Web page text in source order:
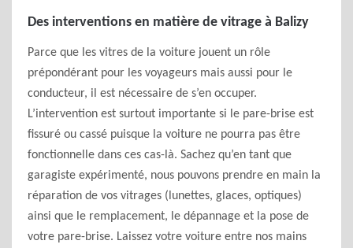
Des interventions en matière de vitrage à Balizy
Parce que les vitres de la voiture jouent un rôle
prépondérant pour les voyageurs mais aussi pour le
conducteur, il est nécessaire de s’en occuper.
L’intervention est surtout importante si le pare-brise est
fissuré ou cassé puisque la voiture ne pourra pas être
fonctionnelle dans ces cas-là. Sachez qu’en tant que
garagiste expérimenté, nous pouvons prendre en main la
réparation de vos vitrages (lunettes, glaces, optiques)
ainsi que le remplacement, le dépannage et la pose de
votre pare-brise. Laissez votre voiture entre nos mains